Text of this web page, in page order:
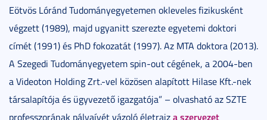
Eötvös Lóránd Tudományegyetemen okleveles fizikusként
végzett (1989), majd ugyanitt szerezte egyetemi doktori
címét (1991) és PhD fokozatát (1997). Az MTA doktora (2013).
A Szegedi Tudományegyetem spin-out cégének, a 2004-ben
a Videoton Holding Zrt.-vel közösen alapított Hilase Kft.-nek
társalapítója és ügyvezető igazgatója” – olvasható az SZTE
professzorának pályaívét vázoló életrajza szervezet